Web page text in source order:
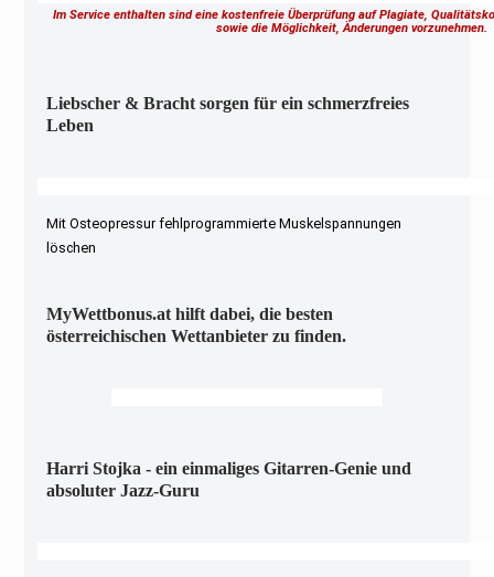
Im Service enthalten sind eine kostenfreie Überprüfung auf Plagiate,
sowie die Möglichkeit, Änderungen vorzunehmen.
Liebscher & Bracht sorgen für ein schmerzfreies
Leben
Mit Osteopressur fehlprogrammierte Muskelspannungen
löschen
MyWettbonus.at hilft dabei, die besten
österreichischen Wettanbieter zu finden.
Harri Stojka - ein einmaliges Gitarren-Genie und
absoluter Jazz-Guru